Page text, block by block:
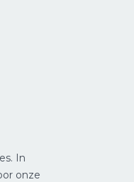
In
onze